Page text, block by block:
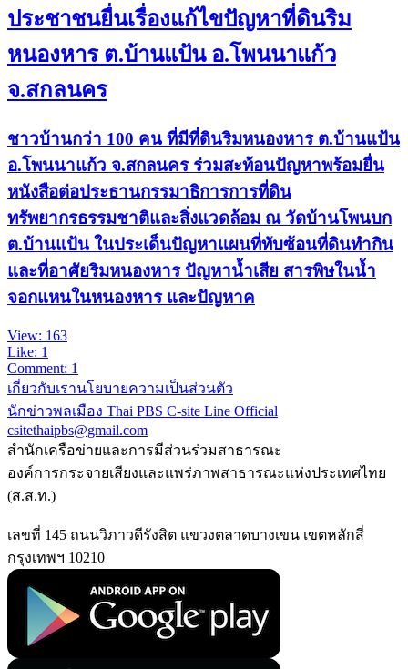
ประชาชนยื่นเรื่องแก้ไขปัญหาที่ดินริม
หนองหาร ต.บ้านแป้น อ.โพนนาแก้ว
จ.สกลนคร
ชาวบ้านกว่า 100 คน ที่มีที่ดินริมหนองหาร ต.บ้านแป้น
อ.โพนนาแก้ว จ.สกลนคร ร่วมสะท้อนปัญหาพร้อมยื่น
หนังสือต่อประธานกรรมาธิการการที่ดิน
ทรัพยากรธรรมชาติและสิ่งแวดล้อม ณ วัดบ้านโพนบก
ต.บ้านแป้น ในประเด็นปัญหาแผนที่ทับซ้อนที่ดินทำกิน
และที่อาศัยริมหนองหาร ปัญหาน้ำเสีย สารพิษในน้ำ
จอกแหนในหนองหาร และปัญหาค
View: 163
Like: 1
Comment: 1
เกี่ยวกับเรานโยบายความเป็นส่วนตัว
นักข่าวพลเมือง Thai PBS C-site Line Official
csitethaipbs@gmail.com
สำนักเครือข่ายและการมีส่วนร่วมสาธารณะ
องค์การกระจายเสียงและแพร่ภาพสาธารณะแห่งประเทศไทย
(ส.ส.ท.)
เลขที่ 145 ถนนวิภาวดีรังสิต แขวงตลาดบางเขน เขตหลักสี่
กรุงเทพฯ 10210